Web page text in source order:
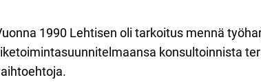
1990 Lehtisen oli tarkoitus mennä
konsultoinnista